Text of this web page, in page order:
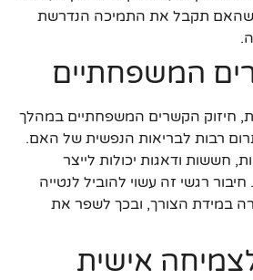
שהאם תקבל את התמיכה הנדרשת
המשפחתיים
חיזוק הקשרים המשפחתיים במהלך
רבות לבריאות הנפשית של האם.
חששות ודאגות יכולות לייצר
רגשי זה עשוי להוביל לנטייה
במידת הצורך, ובכך לשפר את
אישית